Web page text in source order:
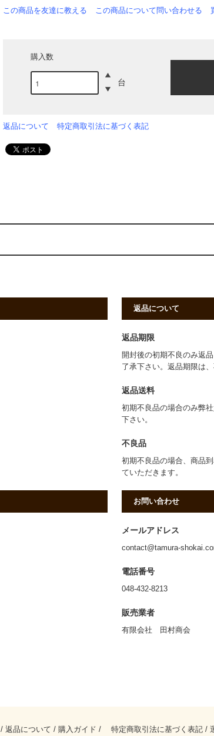
この商品を友達に教える この商品について問い合わせる
購入数
台
返品について 特定商取引法に基づく表記
返品について
返品期限
開封後の初期不良のみ返
了承下さい。返品期限は
返品送料
初期不良品の場合のみ弊
下さい。
不良品
初期不良品の場合、商品
ていただきます。
お問い合わせ
メールアドレス
contact@tamura-
電話番号
048-432-8213
販売業者
有限会社 田村商会
/ 返品について / 購入ガイド / 特定商取引法に基づく表記/